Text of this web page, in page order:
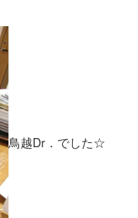
鳥越Dr．でした☆